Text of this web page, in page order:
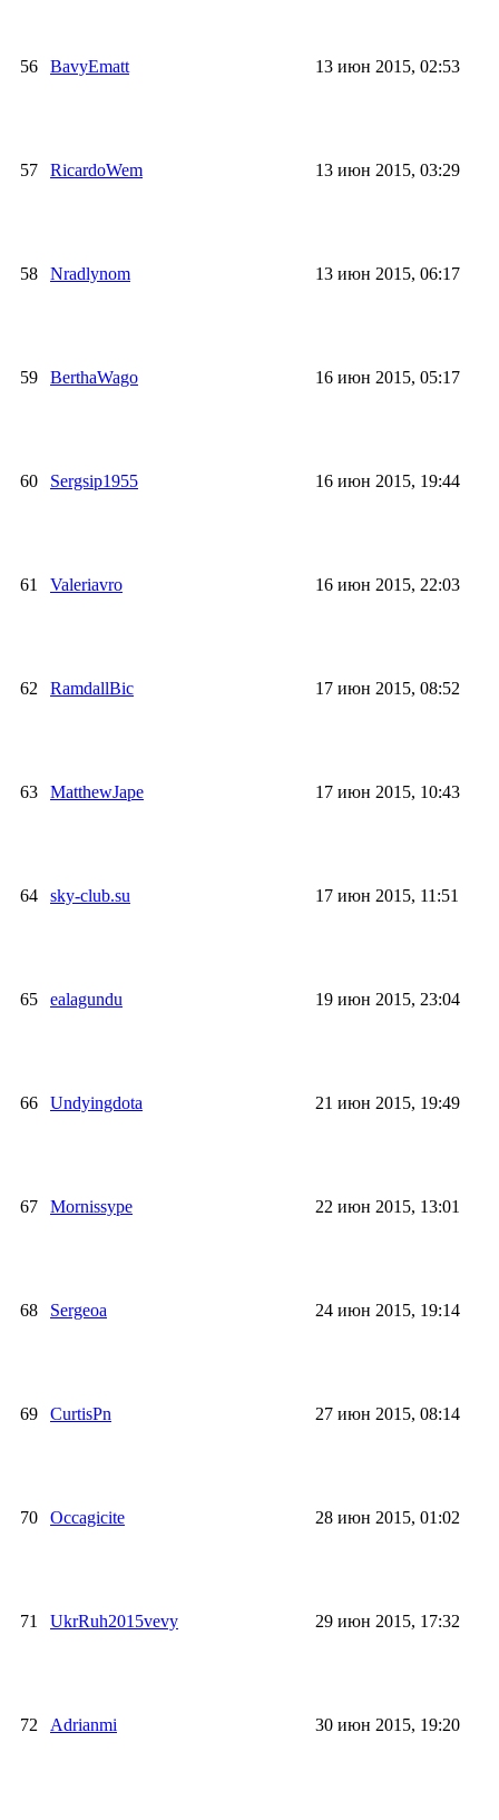
56 BavyEmatt 13 июн 2015, 02:53
57 RicardoWem 13 июн 2015, 03:29
58 Nradlynom 13 июн 2015, 06:17
59 BerthaWago 16 июн 2015, 05:17
60 Sergsip1955 16 июн 2015, 19:44
61 Valeriavro 16 июн 2015, 22:03
62 RamdallBic 17 июн 2015, 08:52
63 MatthewJape 17 июн 2015, 10:43
64 sky-club.su 17 июн 2015, 11:51
65 ealagundu 19 июн 2015, 23:04
66 Undyingdota 21 июн 2015, 19:49
67 Mornissype 22 июн 2015, 13:01
68 Sergeoa 24 июн 2015, 19:14
69 CurtisPn 27 июн 2015, 08:14
70 Occagicite 28 июн 2015, 01:02
71 UkrRuh2015vevy 29 июн 2015, 17:32
72 Adrianmi 30 июн 2015, 19:20